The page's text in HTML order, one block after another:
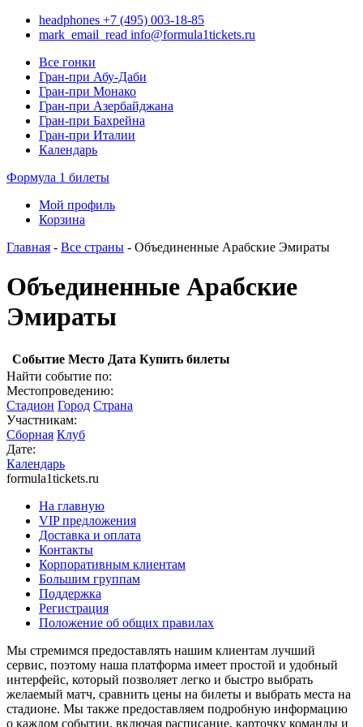
headphones +7 (495) 003-18-85
mark_email_read info@formula1tickets.ru
Все гонки
Гран-при Абу-Даби
Гран-при Монако
Гран-при Азербайджана
Гран-при Бахрейна
Гран-при Италии
Календарь
Формула 1 билеты
Мой профиль
Корзина
Главная - Все страны - Объединенные Арабские Эмираты
Объединенные Арабские
Эмираты
Событие Место Дата Купить билеты
Найти событие по:
Местопроведению:
Стадион Город Страна
Участникам:
Сборная Клуб
Дате:
Календарь
formula1tickets.ru
На главную
VIP предложения
Доставка и оплата
Контакты
Корпоративным клиентам
Большим группам
Поддержка
Регистрация
Положение об общих правилах
Мы стремимся предоставлять нашим клиентам лучший
сервис, поэтому наша платформа имеет простой и удобный
интерфейс, который позволяет легко и быстро выбрать
желаемый матч, сравнить цены на билеты и выбрать места на
стадионе. Мы также предоставляем подробную информацию
о каждом событии, включая расписание, карточку команды и